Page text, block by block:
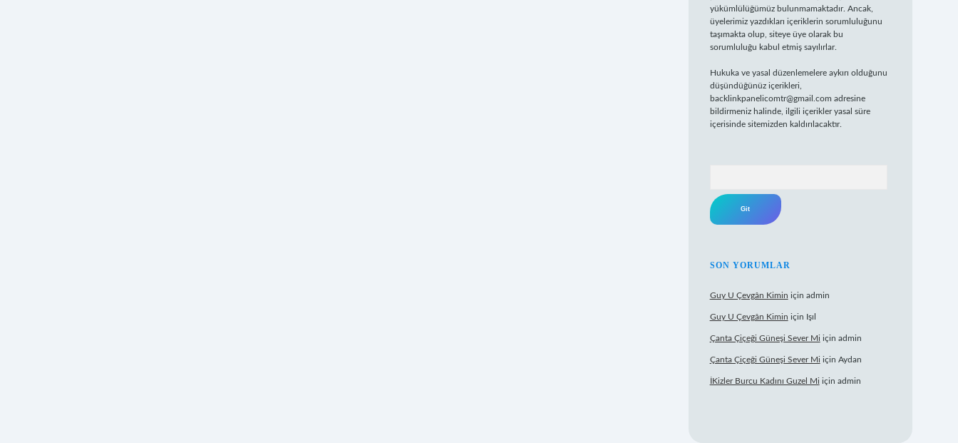
yükümlülüğümüz bulunmamaktadır. Ancak,
üyelerimiz yazdıkları içeriklerin sorumluluğunu
taşımakta olup, siteye üye olarak bu
sorumluluğu kabul etmiş sayılırlar.
Hukuka ve yasal düzenlemelere aykırı olduğunu
düşündüğünüz içerikleri,
backlinkpanelicomtr@gmail.com adresine
bildirmeniz halinde, ilgili içerikler yasal süre
içerisinde sitemizden kaldırılacaktır.
SON YORUMLAR
Guy U Çevgân Kimin için admin
Guy U Çevgân Kimin için Işıl
Çanta Çiçeği Güneşi Sever Mi için admin
Çanta Çiçeği Güneşi Sever Mi için Aydan
İKizler Burcu Kadını Guzel Mi için admin